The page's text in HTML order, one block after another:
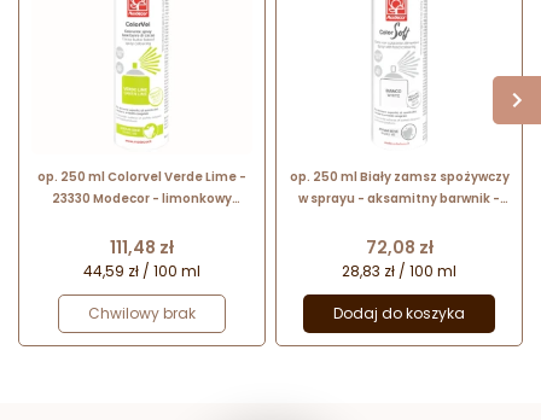
op. 250 ml Colorvel Verde Lime -
23330 Modecor - limonkowy
strukturze zamszu
Cena
111,48 zł
44,59 zł / 100 ml
Chwilowy brak
op. 250 ml Biały zamsz spożywczy
w sprayu - aksamitny barwnik -
Cena
72,08 zł
28,83 zł / 100 ml
Dodaj do koszyka